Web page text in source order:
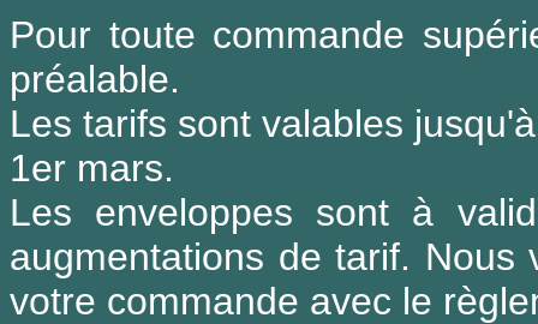
Pour toute commande
préalable.
Les tarifs sont valables
1er mars.
Les enveloppes sont à
augmentations de tarif.
votre commande avec le